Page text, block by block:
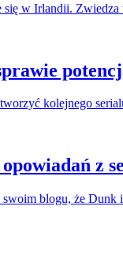
się w Irlandii.
kolejnego
z
blogu, że